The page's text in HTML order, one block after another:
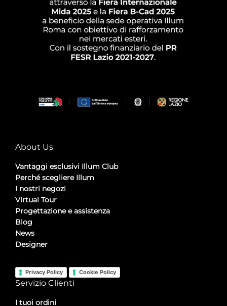
About Us
Vantaggi esclusivi Illum Club
Perché scegliere Illum
I nostri negozi
Virtual Tour
Progettazione e assistenza
Blog
News
Designer
Privacy Policy Cookie Policy
Servizio Clienti
I tuoi ordini